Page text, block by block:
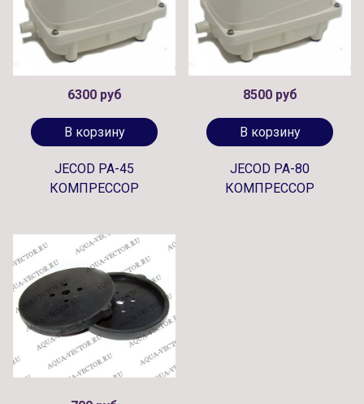
6300 руб
В корзину
JECOD PA-45
КОМПРЕССОР
8500 руб
В корзину
JECOD PA-80
КОМПРЕССОР